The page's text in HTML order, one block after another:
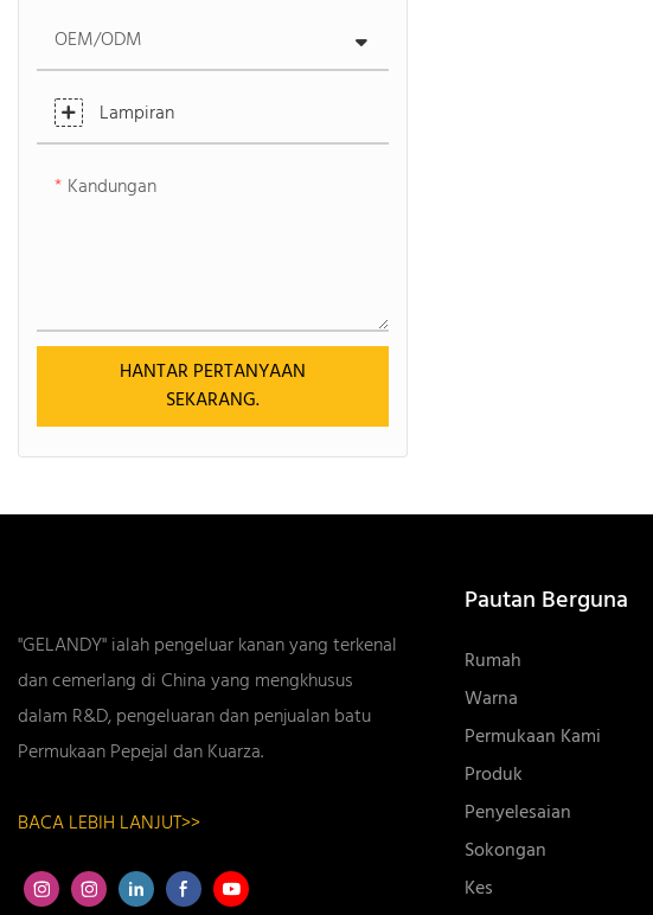
OEM/ODM
Lampiran
Kandungan
HANTAR PERTANYAAN
SEKARANG.
"GELANDY" ialah pengeluar kanan yang terkenal
dan cemerlang di China yang mengkhusus
dalam R&D, pengeluaran dan penjualan batu
Permukaan Pepejal dan Kuarza.
BACA LEBIH LANJUT>>
Pautan Berguna
Rumah
Warna
Permukaan Kami
Produk
Penyelesaian
Sokongan
Kes